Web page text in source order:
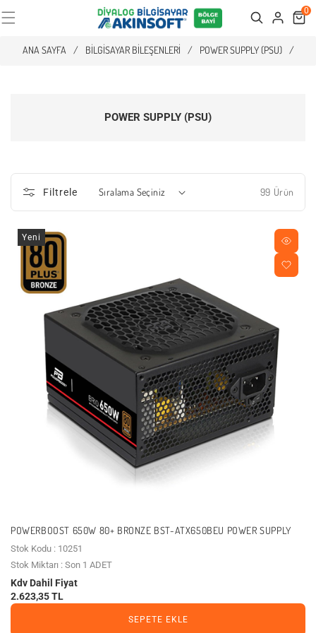
Search Cart
0
ANA SAYFA / BILGISAYAR BILEŞENLERI / POWER SUPPLY (PSU) /
POWER SUPPLY (PSU)
Filtrele 99 Ürün
Yeni
POWERBOOST 650W 80+ BRONZE BST-ATX650BEU POWER SUPPLY
Stok Kodu : 10251
Stok Miktarı : Son 1 ADET
Kdv Dahil Fiyat
2.623,35 TL
SEPETE EKLE